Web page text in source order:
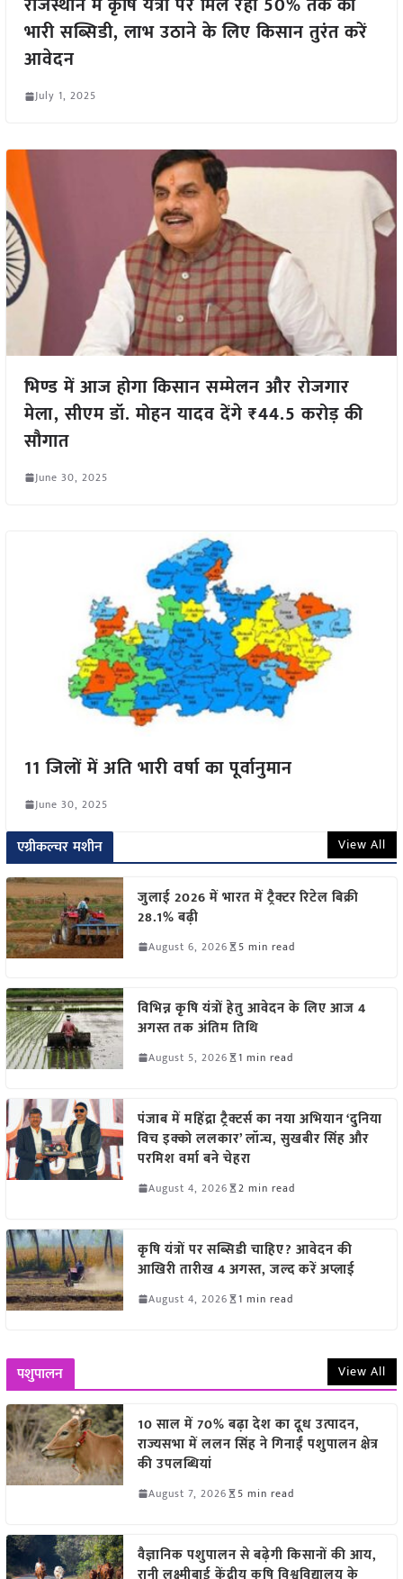
भारी सब्सिडी, लाभ उठाने के लिए किसान तुरंत करें
आवेदन
July 1, 2025
भिण्ड में आज होगा किसान सम्मेलन और रोजगार
मेला, सीएम डॉ. मोहन यादव देंगे ₹44.5 करोड़ की
सौगात
June 30, 2025
11 जिलों में अति भारी वर्षा का पूर्वानुमान
June 30, 2025
एग्रीकल्चर मशीन View All
जुलाई 2026 में भारत में ट्रैक्टर रिटेल बिक्री
28.1% बढ़ी
August 6, 2026 5 min read
विभिन्न कृषि यंत्रों हेतु आवेदन के लिए आज 4
अगस्त तक अंतिम तिथि
August 5, 2026 1 min read
पंजाब में महिंद्रा ट्रैक्टर्स का नया अभियान ‘दुनिया
विच इक्को ललकार’ लॉन्च, सुखबीर सिंह और
परमिश वर्मा बने चेहरा
August 4, 2026 2 min read
कृषि यंत्रों पर सब्सिडी चाहिए? आवेदन की
आखिरी तारीख 4 अगस्त, जल्द करें अप्लाई
August 4, 2026 1 min read
पशुपालन View All
10 साल में 70% बढ़ा देश का दूध उत्पादन,
राज्यसभा में ललन सिंह ने गिनाईं पशुपालन क्षेत्र
की उपलब्धियां
August 7, 2026 5 min read
वैज्ञानिक पशुपालन से बढ़ेगी किसानों की आय,